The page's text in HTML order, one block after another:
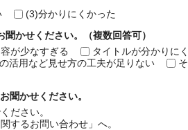
(3)分かりにくかった
かせください。（複数回答可）
が少なすぎる
タイトルが分かりにく
活用など見せ方の工夫が足りない
そ
聞かせください。
ださい。
するお問い合わせ」へ。